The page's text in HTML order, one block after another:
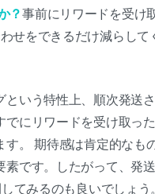
？事前にリワードを受け
せをできるだけ減らして
という特性上、順次発送
でにリワードを受け取っ
す。 期待感は肯定的な
素です。したがって、発
してみるのも良いでしょう